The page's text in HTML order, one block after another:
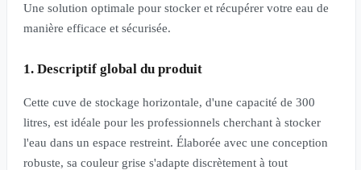
Une solution optimale pour stocker et récupérer votre eau de
manière efficace et sécurisée.
1. Descriptif global du produit
Cette cuve de stockage horizontale, d'une capacité de 300
litres, est idéale pour les professionnels cherchant à stocker
l'eau dans un espace restreint. Élaborée avec une conception
robuste, sa couleur grise s'adapte discrètement à tout